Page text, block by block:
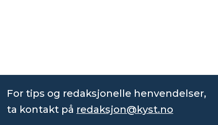
For tips og redaksjonelle henvendelser,
ta kontakt på redaksjon@kyst.no